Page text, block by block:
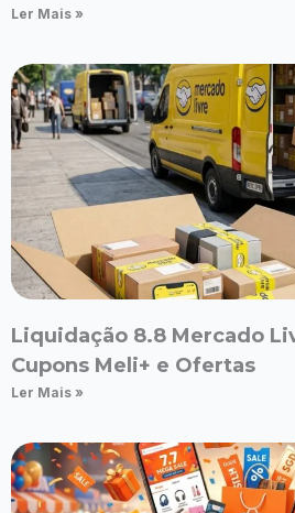
Ler Mais »
Liquidação 8.8 Mercado
Cupons Meli+ e Ofertas
Ler Mais »